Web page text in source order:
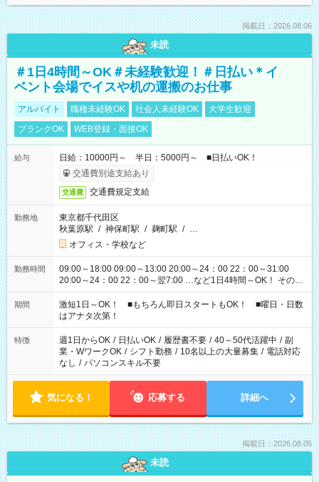
掲載日：2026.08.06
未読
＃1日4時間～OK＃未経験歓迎！＃日払い＊イ
ベント会場でイスや机の運搬のお仕事
アルバイト 職種未経験OK 社会人未経験OK
大学生歓迎
ブランクOK
WEB登録・面接OK
給与
日給：10000円～ 半日：5000円～ ■日払いOK！
交通費別途支給あり
交通費 交通費規定支給
勤務地
東京都千代田区
秋葉原駅 / 神保町駅 / 麹町駅 / …
オフィス・学校など
勤務時間
09:00～18:00 09:00～13:00 20:00～24：00 22：00～31:00
20:00～24：00 22：00～翌7:00 …など1日4時間～OK！ その他
シフトもございます！ お気軽にご相談ください！
期間
激短1日～OK！ ■もちろん即日スタートもOK！ ■曜日・日数
はアナタ次第！
特徴 週1日からOK / 日払いOK / 履歴書不要 / 40～50代活躍中 / 副
業・WワークOK / シフト勤務 / 10名以上の大量募集 / 電話対応
なし / パソコンスキル不要
気になる！ 応募する 詳細へ
掲載日：2026.08.05
未読